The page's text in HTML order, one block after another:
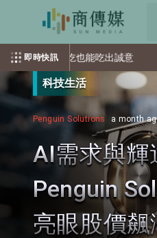
即時快訊
沖 小吃也能吃出誠意 外
科技生活
Penguin Solutions a month
AI需求與
Penguin
亮眼股價飆